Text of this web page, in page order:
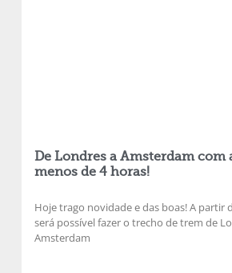
De Londres a Amsterdam com
menos de 4 horas!
Hoje trago novidade e das boas! A partir
será possível fazer o trecho de trem de
Amsterdam